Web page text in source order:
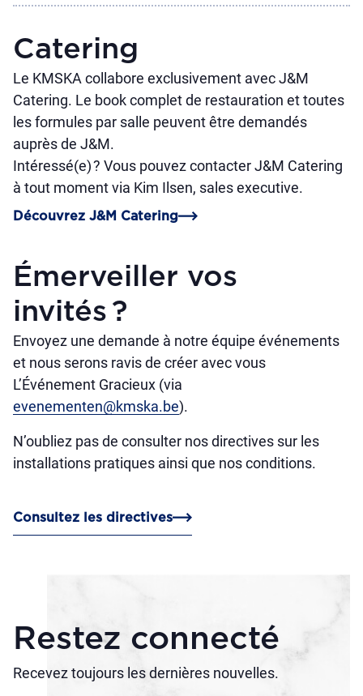
Catering
Le KMSKA collabore exclusivement avec J&M
Catering. Le book complet de restauration et toutes
les formules par salle peuvent être demandés
auprès de J&M.
Intéressé(e) ? Vous pouvez contacter J&M Catering
à tout moment via Kim Ilsen, sales executive.
Découvrez J&M Catering
Émerveiller vos
invités ?
Envoyez une demande à notre équipe événements
et nous serons ravis de créer avec vous
L’Événement Gracieux (via
evenementen@kmska.be).
N’oubliez pas de consulter nos directives sur les
installations pratiques ainsi que nos conditions.
Consultez les directives
Restez connecté
Recevez toujours les dernières nouvelles.